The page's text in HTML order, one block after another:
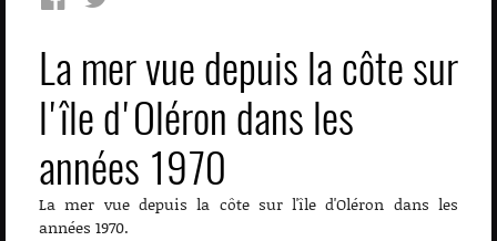
La mer vue depuis la côte sur
l'île d'Oléron dans les
années 1970
La mer vue depuis la côte sur l'île d'Oléron dans les
années 1970.